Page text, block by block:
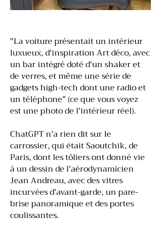
"La voiture présentait un intérieur
luxueux, d'inspiration Art déco, avec
un bar intégré doté d'un shaker et
de verres, et même une série de
gadgets high-tech dont une radio et
un téléphone" (ce que vous voyez
est une photo de l'intérieur réel).
ChatGPT n'a rien dit sur le
carrossier, qui était Saoutchik, de
Paris, dont les tôliers ont donné vie
à un dessin de l'aérodynamicien
Jean Andreau, avec des vitres
incurvées d'avant-garde, un pare-
brise panoramique et des portes
coulissantes.